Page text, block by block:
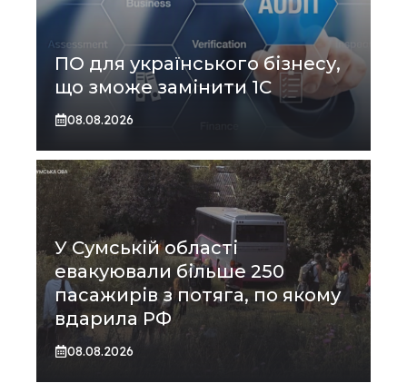
ПО для українського бізнесу,
що зможе замінити 1С
08.08.2026
У Сумській області
евакуювали більше 250
пасажирів з потяга, по якому
вдарила РФ
08.08.2026